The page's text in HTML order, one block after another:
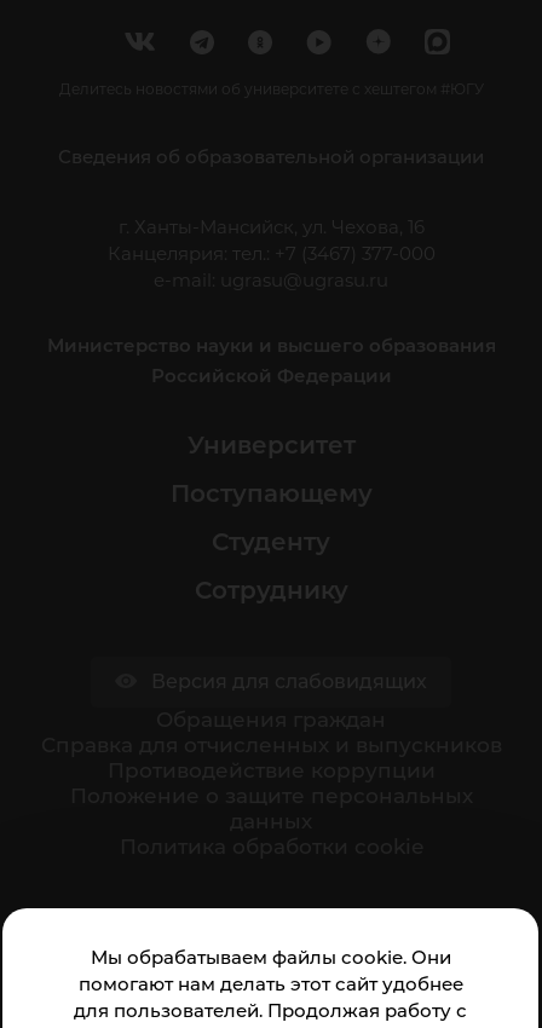
Мы обрабатываем файлы cookie. Они
помогают нам делать этот сайт удобнее
для пользователей. Продолжая работу с
Делитесь новостями об университете с хештегом #ЮГУ
Сведения об образовательной организации
г. Ханты-Мансийск, ул. Чехова, 16
Канцелярия: тел.: +7 (3467) 377-000
e-mail:
ugrasu@ugrasu.ru
Министерство науки и высшего образования
Российской Федерации
Университет
Поступающему
Студенту
Сотруднику
организации: